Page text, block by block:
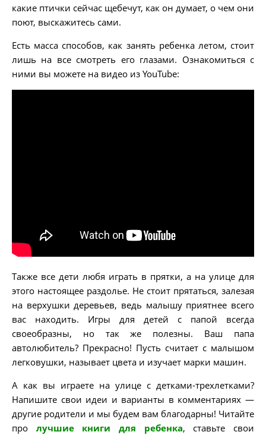
какие птички сейчас щебечут, как он думает, о чем они
поют, выскажитесь сами.
Есть масса способов, как занять ребенка летом, стоит
лишь на все смотреть его глазами. Ознакомиться с
ними вы можете на видео из YouTube:
Также все дети любя играть в прятки, а на улице для
этого настоящее раздолье. Не стоит прятаться, залезая
на верхушки деревьев, ведь малышу приятнее всего
вас находить. Игры для детей с папой всегда
своеобразны, но так же полезны. Ваш папа
автолюбитель? Прекрасно! Пусть считает с малышом
легковушки, называет цвета и изучает марки машин.
А как вы играете на улице с детками-трехлетками?
Напишите свои идеи и варианты в комментариях —
другие родители и мы будем вам благодарны! Читайте
про лучшие книги для ребенка, ставьте свои